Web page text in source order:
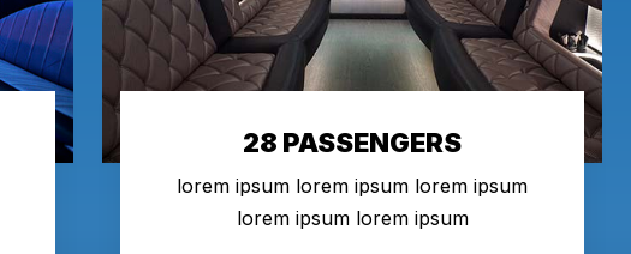
28 PASSENGERS
lorem ipsum lorem ipsum lorem ipsum
lorem ipsum lorem ipsum